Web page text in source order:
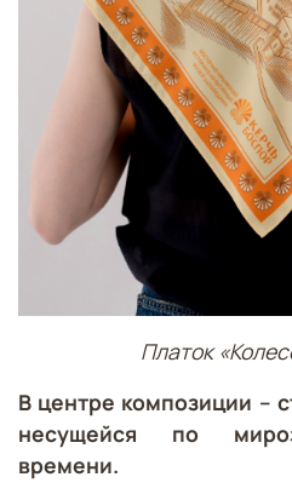
Платок
В центре композиции –
несущейся по
времени.